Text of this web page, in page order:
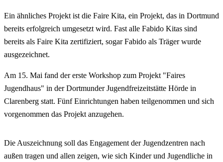
Ein ähnliches Projekt ist die Faire Kita, ein Projekt, das in Dortmund
bereits erfolgreich umgesetzt wird. Fast alle Fabido Kitas sind
bereits als Faire Kita zertifiziert, sogar Fabido als Träger wurde
ausgezeichnet.
Am 15. Mai fand der erste Workshop zum Projekt "Faires
Jugendhaus" in der Dortmunder Jugendfreizeitstätte Hörde in
Clarenberg statt. Fünf Einrichtungen haben teilgenommen und sich
vorgenommen das Projekt anzugehen.
Die Auszeichnung soll das Engagement der Jugendzentren nach
außen tragen und allen zeigen, wie sich Kinder und Jugendliche in